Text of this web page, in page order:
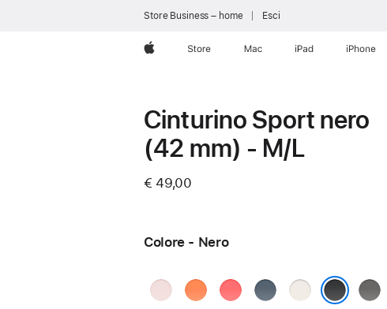
Store Business – home Esci
AppleStore Mac iPad iPhone
Cinturino Sport nero
(42 mm) - M/L
€ 49,00
Colore - Nero
Rosa
Mandarino
Rosa
Blu
Galassia
Grigio